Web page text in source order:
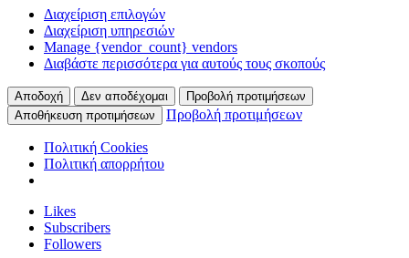
Διαχείριση επιλογών
Διαχείριση υπηρεσιών
Manage {vendor_count} vendors
Διαβάστε περισσότερα για αυτούς τους σκοπούς
Αποδοχή Δεν αποδέχομαι
Προβολή προτιμήσεων
Αποθήκευση προτιμήσεων
Προβολή προτιμήσεων
Πολιτική Cookies
Πολιτική απορρήτου
Likes
Subscribers
Followers